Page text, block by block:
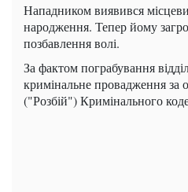
Нападником виявився
народження. Тепер йому
позбавлення волі.
За фактом пограбування
кримінальне провадження за
("Розбій") Кримінального